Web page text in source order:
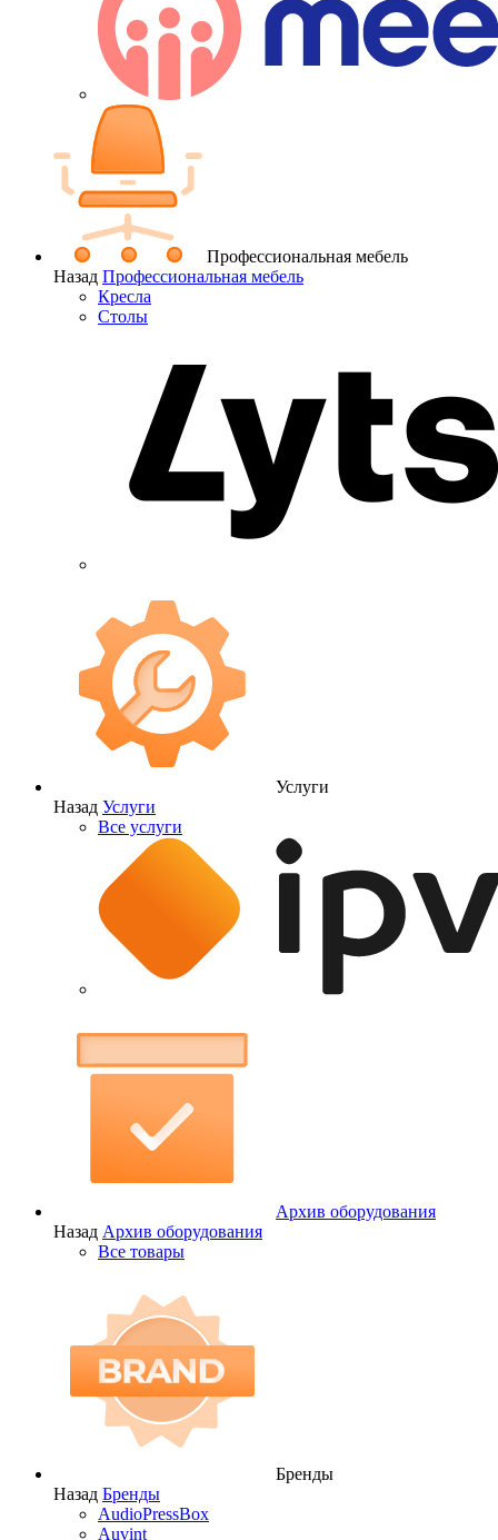
Профессиональная мебель
Назад Профессиональная мебель
Кресла
Столы
Услуги
Назад Услуги
Все услуги
Архив оборудования
Назад Архив оборудования
Все товары
Бренды
Назад Бренды
AudioPressBox
Auvint